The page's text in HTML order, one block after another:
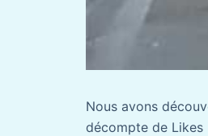
Nous avons
décompte de Likes